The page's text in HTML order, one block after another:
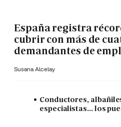
España registra
cubrir con más de
demandantes de
Susana Alcelay
Conductores,
especialistas... los